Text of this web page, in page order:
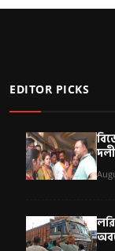
EDITOR PICKS